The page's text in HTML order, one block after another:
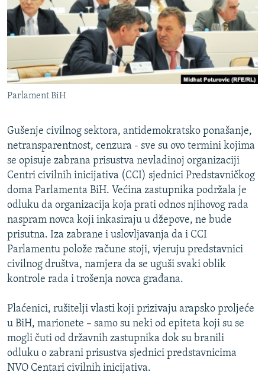
SPECIJALI RSE
VIŠE OD NASLOVA
GENOCID U SREBRENICI
POPLAVE I KLIZIŠTA U BIH 2024.
TV LIBERTY
MOJA EVROPA
TRI DECENIJE OD RATA U BIH
SVE KARTE DEJTONA
NASTANAK I RASPAD JUGOSLAVIJE
Parlament BiH
Gušenje civilnog sektora, antidemokratsko ponašanje,
netransparentnost, cenzura - sve su ovo termini kojima
se opisuje zabrana prisustva nevladinoj organizaciji
Centri civilnih inicijativa (CCI) sjednici Predstavničkog
doma Parlamenta BiH. Većina zastupnika podržala je
odluku da organizacija koja prati odnos njihovog rada
naspram novca koji inkasiraju u džepove, ne bude
prisutna. Iza zabrane i uslovljavanja da i CCI
Parlamentu polože račune stoji, vjeruju predstavnici
civilnog društva, namjera da se uguši svaki oblik
kontrole rada i trošenja novca građana.
Plaćenici, rušitelji vlasti koji prizivaju arapsko proljeće
u BiH, marionete – samo su neki od epiteta koji su se
mogli čuti od državnih zastupnika dok su branili
odluku o zabrani prisustva sjednici predstavnicima
NVO Centari civilnih inicijativa.